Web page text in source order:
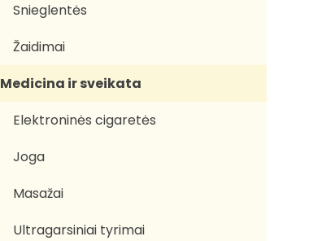
Snieglentės
Žaidimai
Medicina ir sveikata
Elektroninės cigaretės
Joga
Masažai
Ultragarsiniai tyrimai